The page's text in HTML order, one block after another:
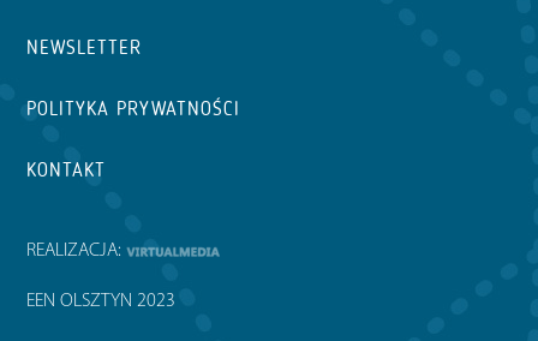
NEWSLETTER
POLITYKA PRYWATNOŚCI
KONTAKT
REALIZACJA:
EEN OLSZTYN 2023